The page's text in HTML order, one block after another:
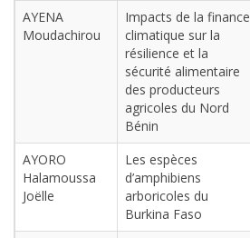
AYENA
Moudachirou
Impacts de la finance
climatique sur la
résilience et la
sécurité alimentaire
des producteurs
agricoles du Nord
Bénin
AYORO
Halamoussa
Joëlle
Les espèces
d’amphibiens
arboricoles du
Burkina Faso